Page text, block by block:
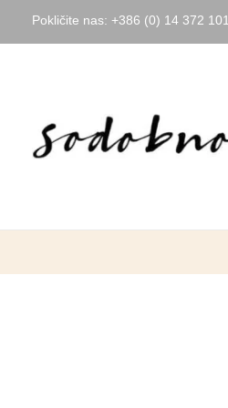
Pokličite nas: +386 (0) 14 372 101